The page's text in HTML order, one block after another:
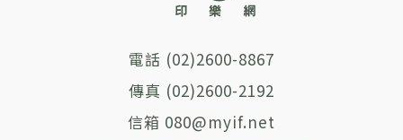
(02)2600-8867
(02)2600-2192
080@myif.net